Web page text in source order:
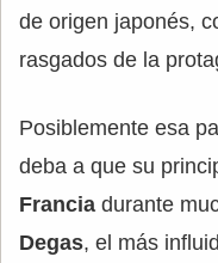
de origen japonés,
rasgados de la
Posiblemente esa
deba a que su
Francia durante
Degas, el más